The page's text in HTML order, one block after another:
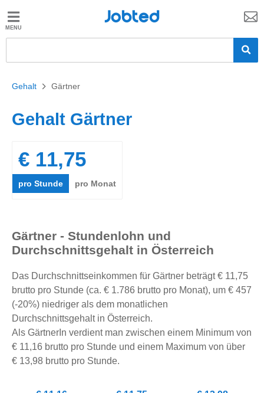
Jobted
Gehalt
Jobted
Gehalt > Gärtner
Gehalt Gärtner
€ 11,75
pro Stunde pro Monat
Gärtner - Stundenlohn und
Durchschnittsgehalt in Österreich
Das Durchschnittseinkommen für Gärtner beträgt € 11,75
brutto pro Stunde (ca. € 1.786 brutto pro Monat), um € 457
(-20%) niedriger als dem monatlichen
Durchschnittsgehalt in Österreich.
Als GärtnerIn verdient man zwischen einem Minimum von
€ 11,16 brutto pro Stunde und einem Maximum von über
€ 13,98 brutto pro Stunde.